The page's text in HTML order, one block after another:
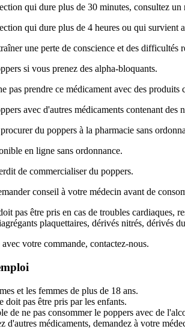
qui dure plus de 30 minutes, consultez un
qui dure plus de 4 heures ou qui
une perte de conscience et des difficultés
si vous prenez des alpha-bloquants.
pas prendre ce médicament avec des produits
avec d'autres médicaments contenant des
du poppers à la pharmacie sans
en ligne sans ordonnance.
de commercialiser du poppers.
conseil à votre médecin avant de
pas être pris en cas de troubles cardiaques,
plaquettaires, dérivés nitrés, dérivés
votre commande, contactez-nous.
et les femmes de plus de 18 ans.
doit pas être pris par les enfants.
de ne pas consommer le poppers avec de
d'autres médicaments, demandez à votre